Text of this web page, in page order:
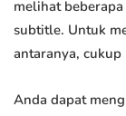
melihat
subtitle. Untuk
antaranya,
Anda dapat